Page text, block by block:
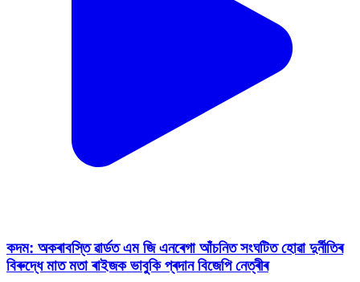
কদম: অকৰাবস্তি ৱাৰ্ডত এম জি এনৰেগা আঁচনিত সংঘটিত হোৱা দুর্নীতিৰ
বিৰুদ্ধে মাত মতা ৰাইজক ভাবুকি প্ৰদান বিজেপি নেত্ৰীৰ